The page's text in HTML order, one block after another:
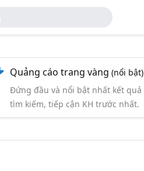
Quảng cáo trang vàng(nổi bật)
Đứng đầu và nổi bật nhất kết quả
tìm kiếm, tiếp cận KH trước nhất.